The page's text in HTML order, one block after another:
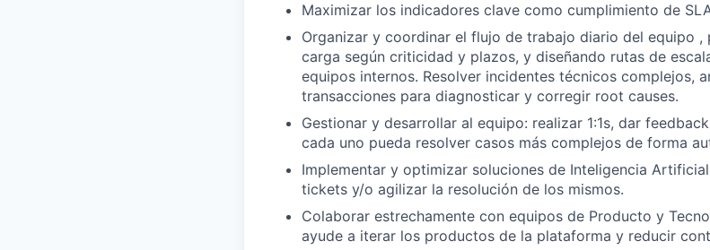
WHY INSIGHT?
PORTFOLIO
TEAM
Maximizar los indicadores clave como cumplimiento de
Organizar y coordinar el flujo de trabajo diario del equipo
carga según criticidad y plazos, y diseñando rutas de
equipos internos. Resolver incidentes técnicos complejos,
transacciones para diagnosticar y corregir root causes.
Gestionar y desarrollar al equipo: realizar 1:1s, dar
cada uno pueda resolver casos más complejos de forma
Implementar y optimizar soluciones de Inteligencia
tickets y/o agilizar la resolución de los mismos.
Colaborar estrechamente con equipos de Producto y
ayude a iterar los productos de la plataforma y reducir